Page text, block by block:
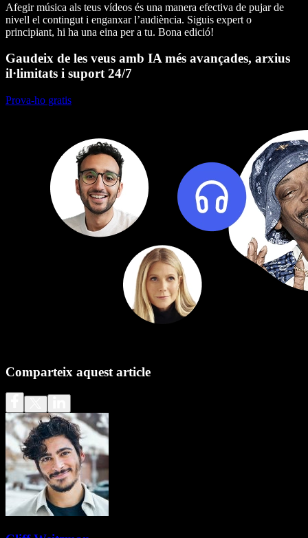
Afegir música als teus vídeos és una manera efectiva de pujar de
nivell el contingut i enganxar l’audiència. Siguis expert o
principiant, hi ha una eina per a tu. Bona edició!
Gaudeix de les veus amb IA més avançades, arxius
il·limitats i suport 24/7
Prova-ho gratis
Comparteix aquest article